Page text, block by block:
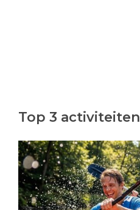
Top 3 activiteiten